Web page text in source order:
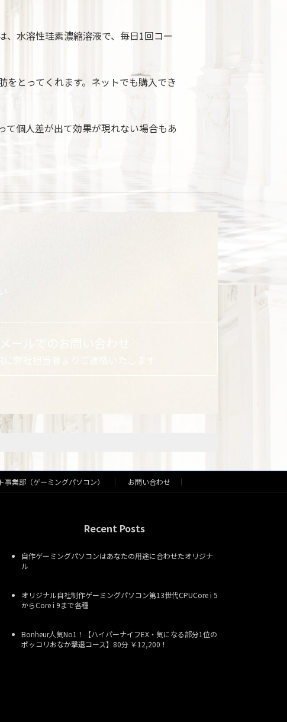
、水溶性珪素濃縮溶液で、毎日1回コー
とってくれます。ネットでも購入でき
て個人差が出て効果が現れない場合もあ
メールでのお問い合わせ
弊社担当者よりご連絡いたします
事業部（ゲーミングパソコン） お問い合わせ
Recent Posts
自作ゲーミングパソコンはあなたの用途に合わせたオリジナ
ル
オリジナル自社制作ゲーミングパソコン第13世代CPUCore i 5
からCore i 9まで各種
Bonheur人気No1！【ハイパーナイフEX・気になる部分1位の
ポッコリおなか撃退コース】80分 ￥12,200！